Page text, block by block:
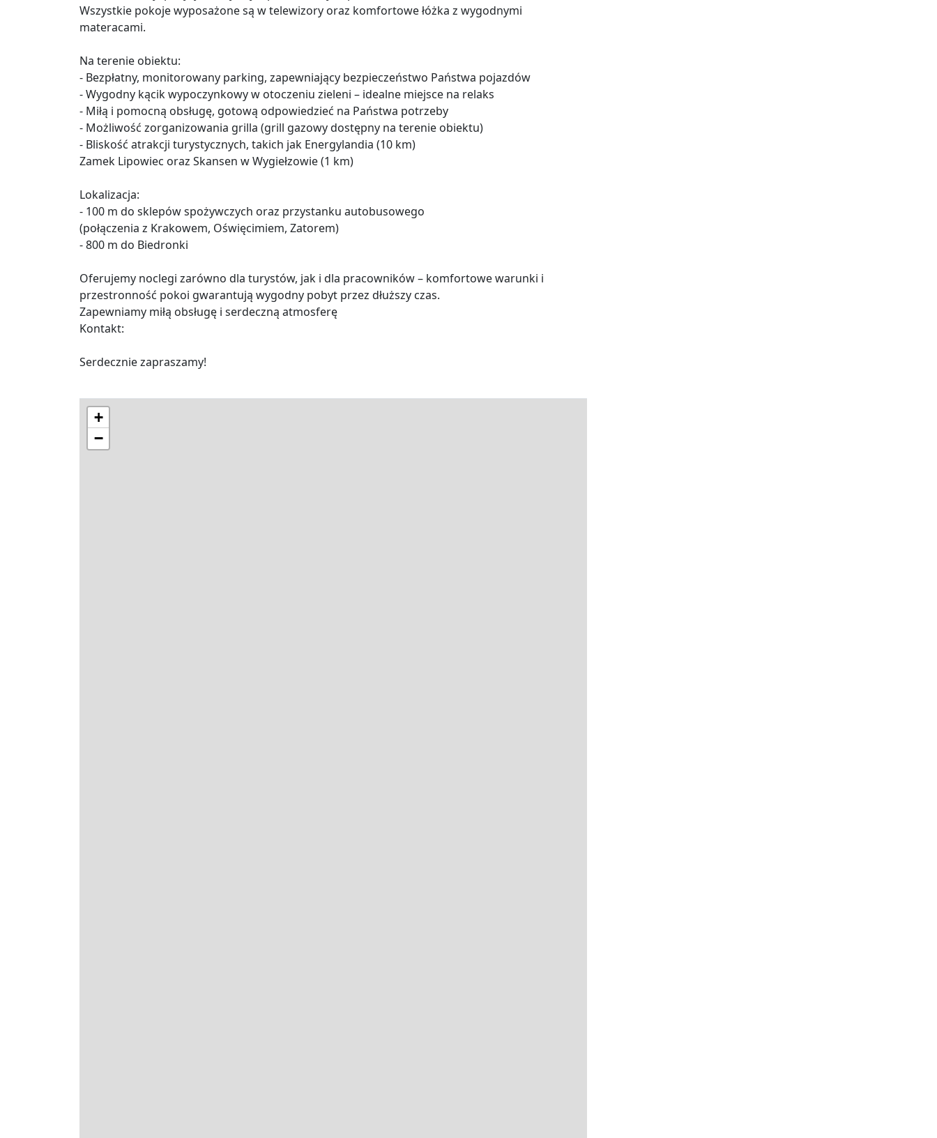
Wszystkie pokoje wyposażone są w telewizory oraz komfortowe łóżka z wygodnymi
materacami.
Na terenie obiektu:
- Bezpłatny, monitorowany parking, zapewniający bezpieczeństwo Państwa pojazdów
- Wygodny kącik wypoczynkowy w otoczeniu zieleni – idealne miejsce na relaks
- Miłą i pomocną obsługę, gotową odpowiedzieć na Państwa potrzeby
- Możliwość zorganizowania grilla (grill gazowy dostępny na terenie obiektu)
- Bliskość atrakcji turystycznych, takich jak Energylandia (10 km)
Zamek Lipowiec oraz Skansen w Wygiełzowie (1 km)
Lokalizacja:
- 100 m do sklepów spożywczych oraz przystanku autobusowego
(połączenia z Krakowem, Oświęcimiem, Zatorem)
- 800 m do Biedronki
Oferujemy noclegi zarówno dla turystów, jak i dla pracowników – komfortowe warunki i
przestronność pokoi gwarantują wygodny pobyt przez dłuższy czas.
Zapewniamy miłą obsługę i serdeczną atmosferę
Kontakt:
Serdecznie zapraszamy!
+
−